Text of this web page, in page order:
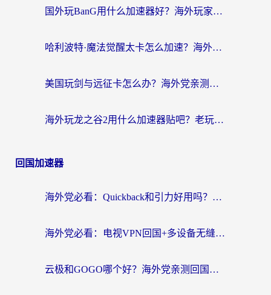
国外玩BanG用什么加速器好？海外玩家亲测的国服游戏加速终极方案
哈利波特·魔法觉醒太卡怎么加速？海外党亲测有效的国服游戏加速指南
美国玩剑与远征卡怎么办？海外党亲测有效的国服游戏加速指南
海外玩龙之谷2用什么加速器贴吧？老玩家实测推荐，附新加坡猎魂觉醒国外剑与远征加速攻略
回国加速器
海外党必看：Quickback和引力好用吗？3分钟搞懂回国加速器怎么选
海外党必看：电视VPN回国+多设备无缝访问国内资源的实用指南
云极和GOGO哪个好？海外党亲测回国加速器选择指南（附iOS免费&Windows VPN实用技巧）